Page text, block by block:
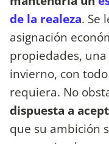
de la realeza. Se
asignación
propiedades,
invierno, con
requiera. No
dispuesta a
que su ambición